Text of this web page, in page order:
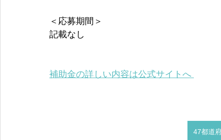
＜応募期間＞
記載なし
補助金の詳しい内容は公式サイトへ
47都道